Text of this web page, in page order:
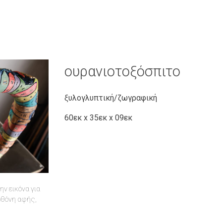
εικόνα για
αφής,
ουρανιοτοξόσπιτο
ξυλογλυπτική/ζωγραφική
60εκ x 35εκ x 09εκ